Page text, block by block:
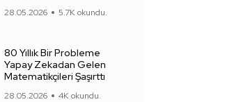
28.05.2026 5.7K okundu.
80 Yıllık Bir Probleme
Yapay Zekadan Gelen
Matematikçileri Şaşırttı
28.05.2026 4K okundu.